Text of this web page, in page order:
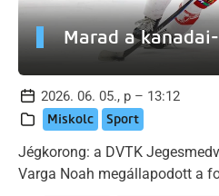
Marad a
2026. 06. 05., p – 13:12
Miskolc Sport
Jégkorong: a DVTK
Varga Noah megállapodott a